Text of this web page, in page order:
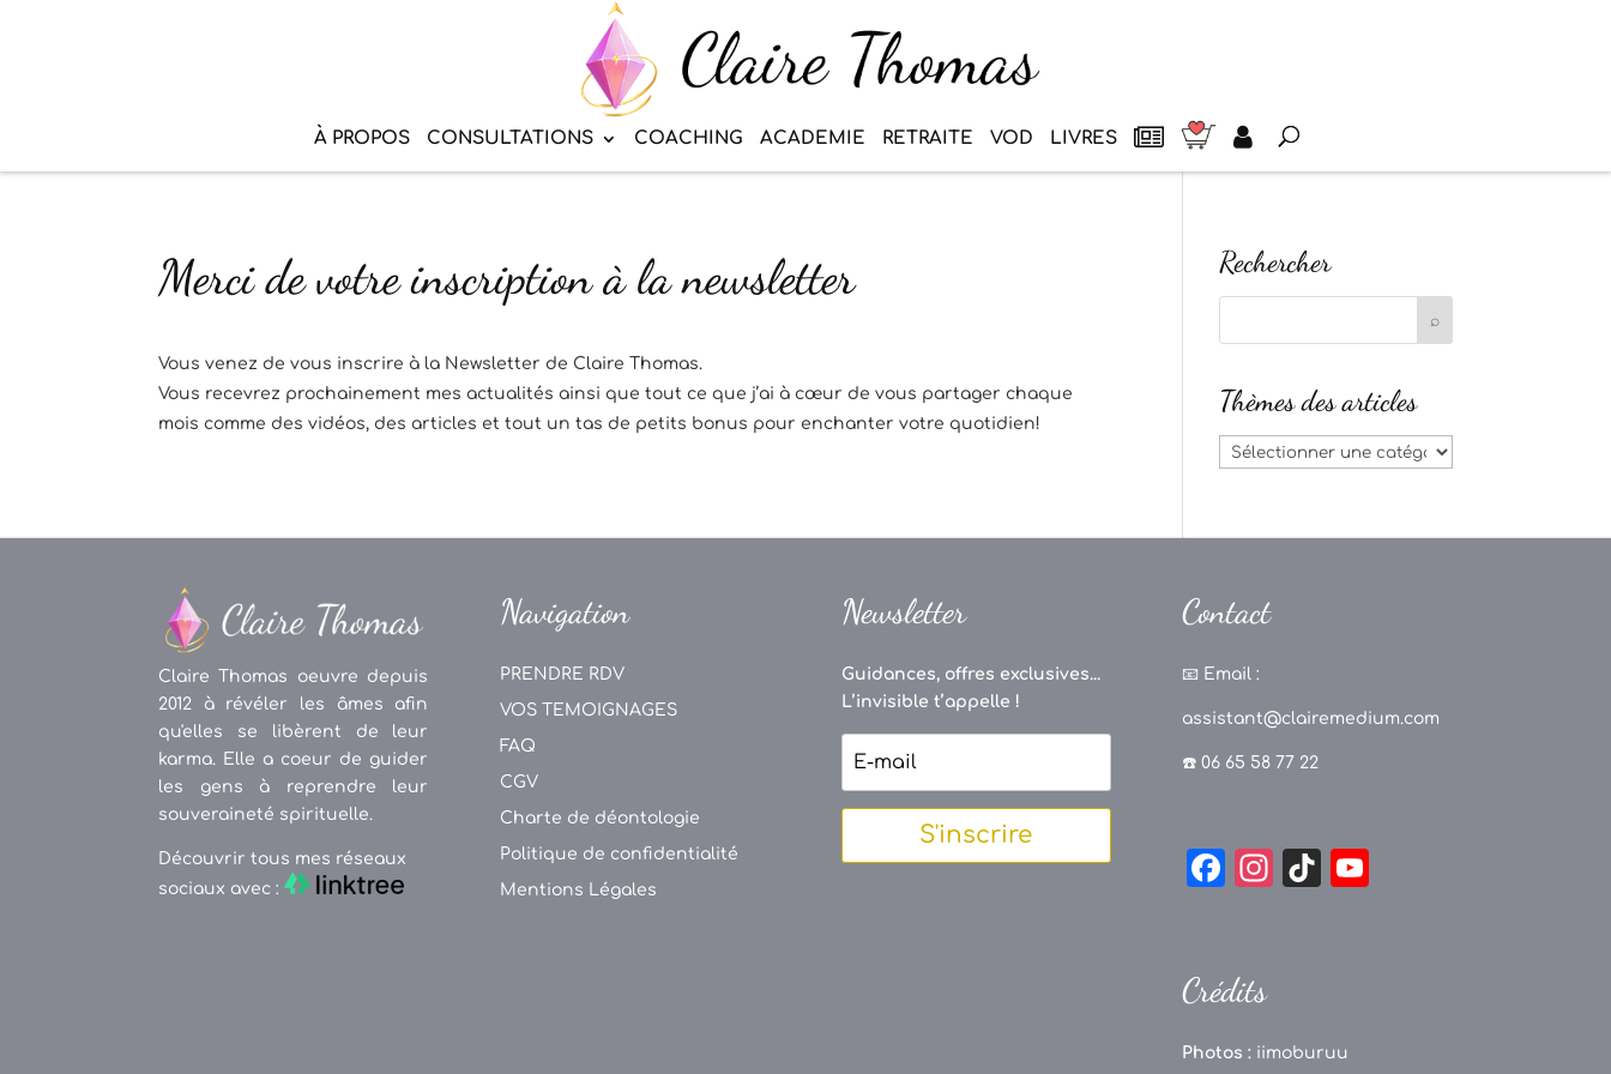
À PROPOS CONSULTATIONS COACHING ACADEMIE RETRAITE VOD LIVRES
Merci de votre inscription à la newsletter
Vous venez de vous inscrire à la Newsletter de Claire Thomas.
Vous recevrez prochainement mes actualités ainsi que tout ce que j’ai à cœur de vous partager chaque
mois comme des vidéos, des articles et tout un tas de petits bonus pour enchanter votre quotidien!
Rechercher
Thèmes des articles
Thèmes
Claire Thomas oeuvre depuis
2012 à révéler les âmes afin
qu'elles se libèrent de leur
karma. Elle a coeur de guider
les gens à reprendre leur
souveraineté spirituelle.
Découvrir tous mes réseaux
sociaux avec :
Navigation
PRENDRE RDV
VOS TEMOIGNAGES
FAQ
CGV
Charte de déontologie
Politique de confidentialité
Mentions Légales
Newsletter
Guidances, offres exclusives...
L’invisible t’appelle !
S'inscrire
Contact
📧 Email :
assistant@clairemedium.com
☎️ 06 65 58 77 22
F
e
o
In
a
Ti
Crédits
Photos : iimoburuu